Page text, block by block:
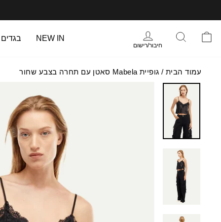
לתוכן
העמוד
NEW IN בגדים
סל הקניות
חיבור/רישום
עמוד הבית / גופיית Mabela סאטן עם תחרה בצבע שחור